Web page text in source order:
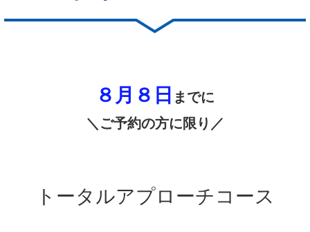
８月８日 までに
＼ご予約の方に限り／
トータルアプローチコース